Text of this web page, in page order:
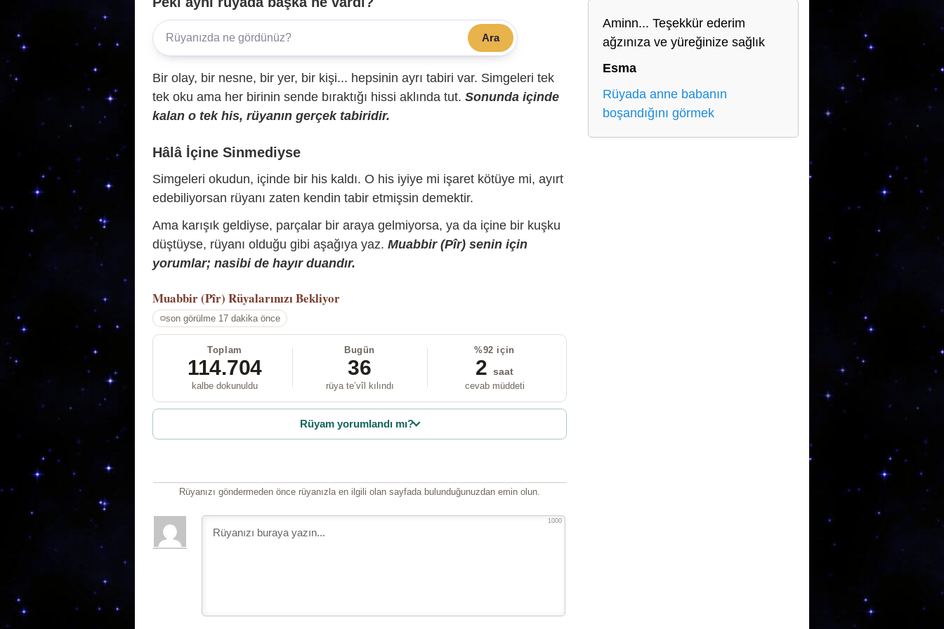
Ara
Bir olay, bir nesne, bir yer, bir kişi... hepsinin ayrı tabiri var. Simgeleri tek
tek oku ama her birinin sende bıraktığı hissi aklında tut. Sonunda içinde
kalan o tek his, rüyanın gerçek tabiridir.
Hâlâ İçine Sinmediyse
Simgeleri okudun, içinde bir his kaldı. O his iyiye mi işaret kötüye mi, ayırt
edebiliyorsan rüyanı zaten kendin tabir etmişsin demektir.
Ama karışık geldiyse, parçalar bir araya gelmiyorsa, ya da içine bir kuşku
düştüyse, rüyanı olduğu gibi aşağıya yaz. Muabbir (Pîr) senin için
yorumlar; nasibi de hayır duandır.
Muabbir (Pîr) Rüyalarınızı Bekliyor
son görülme 17 dakika önce
Toplam
114.704
kalbe dokunuldu
Bugün
36
rüya te’vîl kılındı
%92 için
2 saat
cevab müddeti
Rüyam yorumlandı mı?
Rüyanızı göndermeden önce rüyanızla en ilgili olan sayfada bulunduğunuzdan emin olun.
1000
Aminn... Teşekkür ederim
ağzınıza ve yüreğinize sağlık
Esma
Rüyada anne babanın
boşandığını görmek